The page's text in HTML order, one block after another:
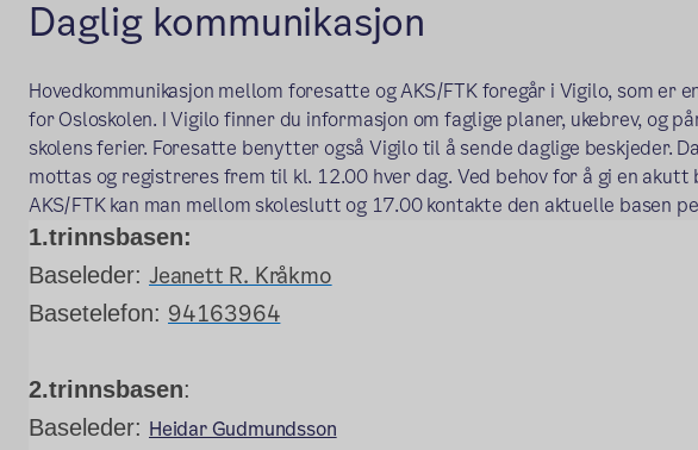
Daglig kommunikasjon
Hovedkommunikasjon mellom foresatte og AKS/FTK foregår i Vigilo, som er
for Osloskolen. I Vigilo finner du informasjon om faglige planer, ukebrev, og
skolens ferier. Foresatte benytter også Vigilo til å sende daglige beskjeder.
mottas og registreres frem til kl. 12.00 hver dag. Ved behov for å gi en akutt
AKS/FTK kan man mellom skoleslutt og 17.00 kontakte den aktuelle basen
1.trinnsbasen:
Baseleder: Jeanett R. Kråkmo
Basetelefon: 94163964
2.trinnsbasen:
Baseleder: Heidar Gudmundsson